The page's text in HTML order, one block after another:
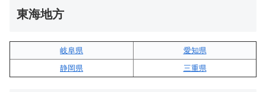
東海地方
岐阜県
愛知県
静岡県
三重県